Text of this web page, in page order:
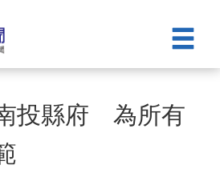
投縣府 為所有